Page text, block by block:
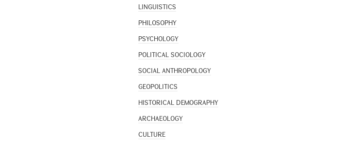
LINGUISTICS
PHILOSOPHY
PSYCHOLOGY
POLITICAL SOCIOLOGY
SOCIAL ANTHROPOLOGY
GEOPOLITICS
HISTORICAL DEMOGRAPHY
ARCHAEOLOGY
CULTURE